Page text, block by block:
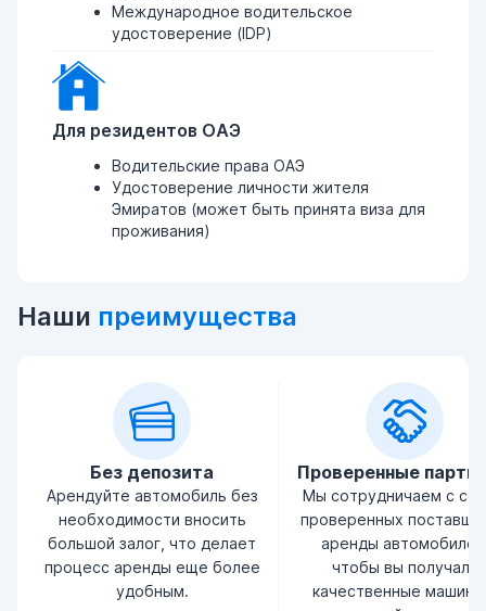
Международное водительское
удостоверение (IDP)
Для резидентов ОАЭ
Водительские права ОАЭ
Удостоверение личности жителя
Эмиратов (может быть принята виза для
проживания)
Наши преимущества
Без депозита
Арендуйте автомобиль без
необходимости вносить
большой залог, что делает
процесс аренды еще более
удобным.
Проверенные
Мы сотрудничаем с
проверенных
аренды
чтобы вы получали
качественные